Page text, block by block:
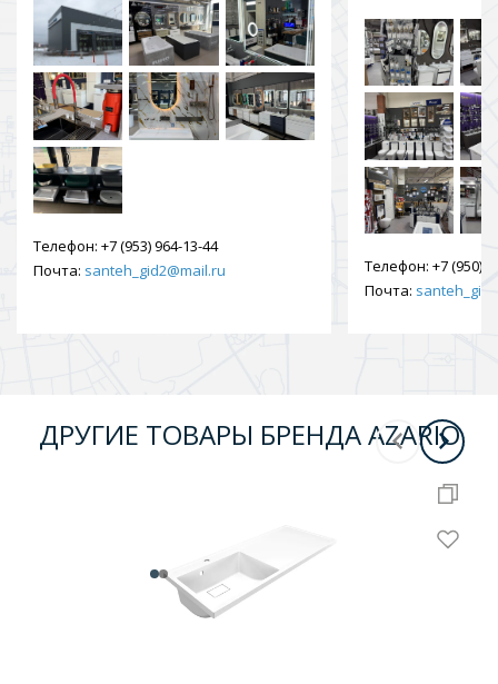
Телефон: +7 (953) 964-13-44
Почта: santeh_gid2@mail.ru Телефон: +7 (950)
Почта:
ДРУГИЕ ТОВАРЫ БРЕНДА AZARIO